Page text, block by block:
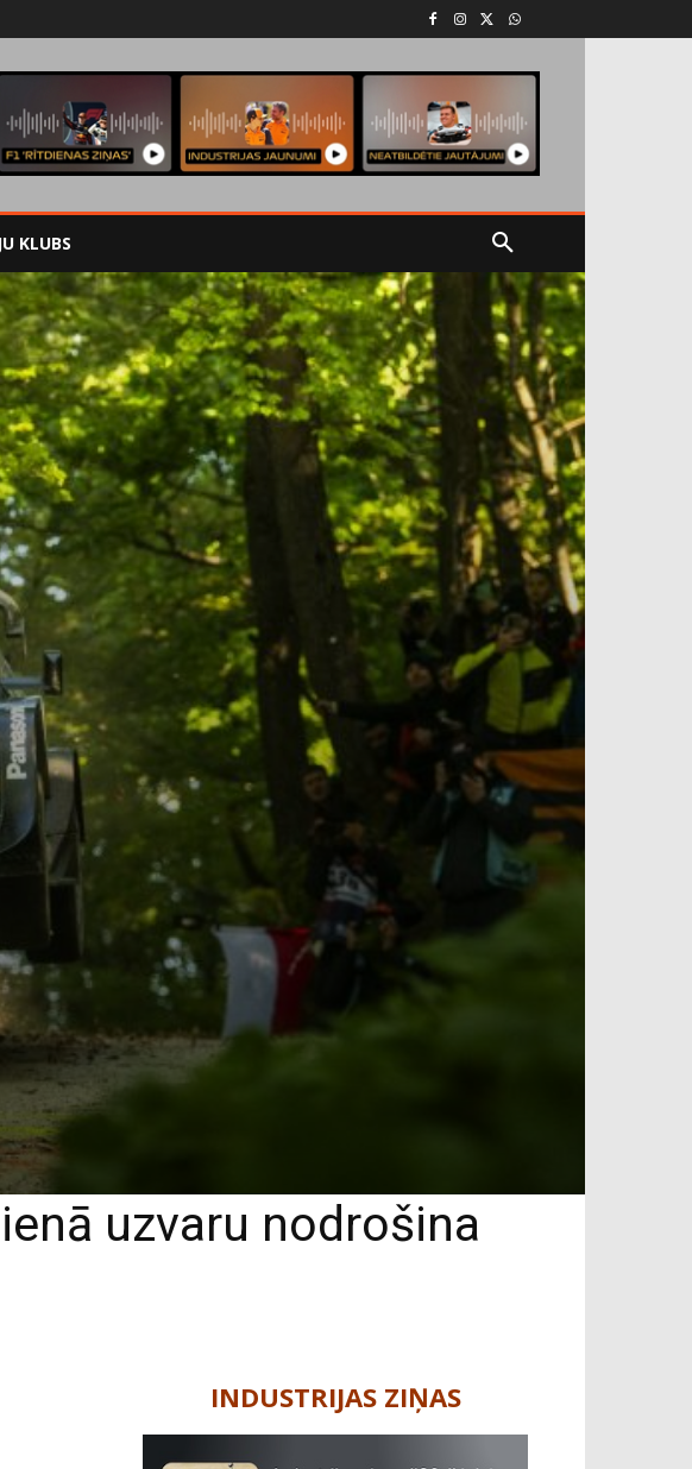
KLUBS
uzvaru nodrošina
INDUSTRIJAS ZIŅAS